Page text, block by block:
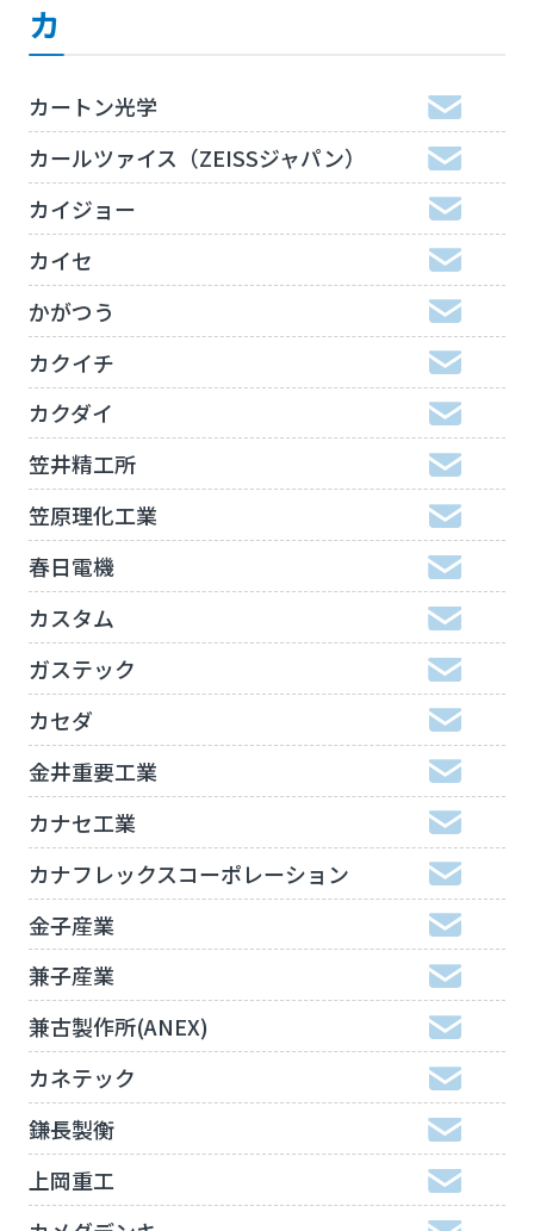
カ
カートン光学
カールツァイス（ZEISSジャパン）
カイジョー
カイセ
かがつう
カクイチ
カクダイ
笠井精工所
笠原理化工業
春日電機
カスタム
ガステック
カセダ
金井重要工業
カナセ工業
カナフレックスコーポレーション
金子産業
兼子産業
兼古製作所(ANEX)
カネテック
鎌長製衡
上岡重工